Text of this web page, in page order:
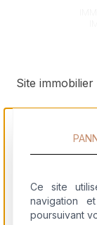
Site
Ce site
navigation
poursuivant